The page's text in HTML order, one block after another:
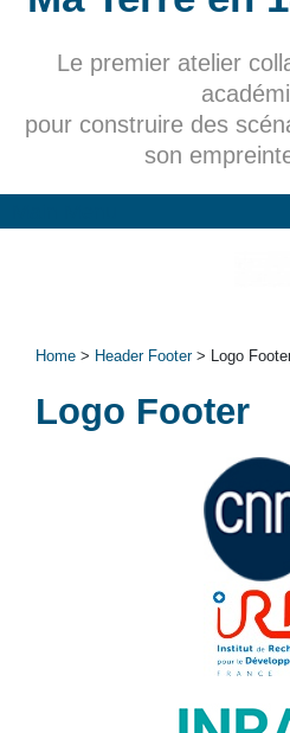
Le premier atelier
pour construire des
son
Home > Header Footer> Logo
Logo Footer